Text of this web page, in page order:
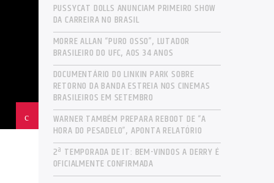
PUSSYCAT DOLLS ANUNCIAM PRIMEIRO SHOW
DA CARREIRA NO BRASIL
MORRE ALLAN “PURO OSSO”, LUTADOR
BRASILEIRO DO UFC, AOS 34 ANOS
DOCUMENTÁRIO DO LINKIN PARK SOBRE
RETORNO DA BANDA ESTREIA NOS CINEMAS
BRASILEIROS EM SETEMBRO
WARNER TAMBÉM PREPARA REBOOT DE “A
HORA DO PESADELO”, APONTA RELATÓRIO
2ª TEMPORADA DE IT: BEM-VINDOS A DERRY É
OFICIALMENTE CONFIRMADA